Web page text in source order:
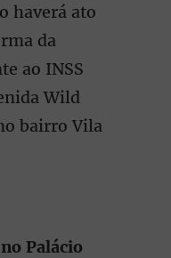
haverá ato
da
ao INSS
Wild
bairro Vila
Palácio